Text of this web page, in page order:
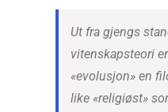
Ut fra gjengs
vitenskapsteori
«evolusjon» en
like «religiøst»